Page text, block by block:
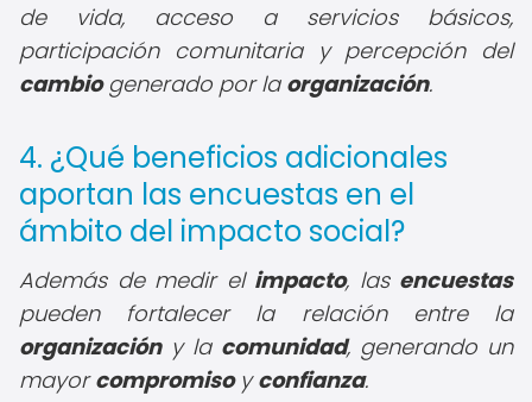
de vida, acceso a servicios básicos,
participación comunitaria y percepción del
cambiogenerado por la organización.
4. ¿Qué beneficios adicionales
aportan las encuestas en el
ámbito del impacto social?
Además de medir el impacto, las encuestas
pueden fortalecer la relación entre la
organizacióny la comunidad, generando un
mayorcompromisoyconfianza.